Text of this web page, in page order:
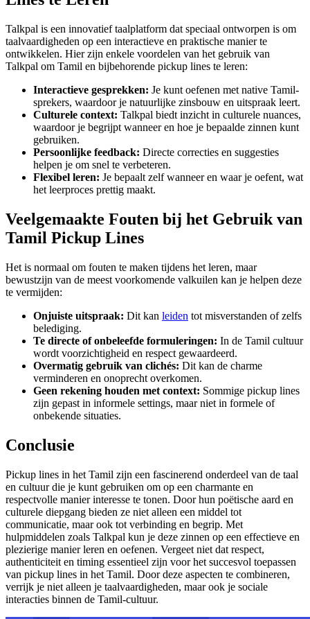
Talkpal is een innovatief taalplatform dat speciaal ontworpen is om
taalvaardigheden op een interactieve en praktische manier te
ontwikkelen. Hier zijn enkele voordelen van het gebruik van
Talkpal om Tamil en bijbehorende pickup lines te leren:
Interactieve gesprekken: Je kunt oefenen met native Tamil-
sprekers, waardoor je natuurlijke zinsbouw en uitspraak leert.
Culturele context: Talkpal biedt inzicht in culturele nuances,
waardoor je begrijpt wanneer en hoe je bepaalde zinnen kunt
gebruiken.
Persoonlijke feedback: Directe correcties en suggesties
helpen je om snel te verbeteren.
Flexibel leren: Je bepaalt zelf wanneer en waar je oefent, wat
het leerproces prettig maakt.
Veelgemaakte Fouten bij het Gebruik van
Tamil Pickup Lines
Het is normaal om fouten te maken tijdens het leren, maar
bewustzijn van de meest voorkomende valkuilen kan je helpen deze
te vermijden:
Onjuiste uitspraak: Dit kan leiden tot misverstanden of zelfs
belediging.
Te directe of onbeleefde formuleringen: In de Tamil cultuur
wordt voorzichtigheid en respect gewaardeerd.
Overmatig gebruik van clichés: Dit kan de charme
verminderen en onoprecht overkomen.
Geen rekening houden met context: Sommige pickup lines
zijn gepast in informele settings, maar niet in formele of
onbekende situaties.
Conclusie
Pickup lines in het Tamil zijn een fascinerend onderdeel van de taal
en cultuur die je kunt gebruiken om op een charmante en
respectvolle manier interesse te tonen. Door hun poëtische aard en
culturele diepgang bieden ze niet alleen een middel tot
communicatie, maar ook tot verbinding en begrip. Met
hulpmiddelen zoals Talkpal kun je deze zinnen op een effectieve en
plezierige manier leren en oefenen. Vergeet niet dat respect,
authenticiteit en timing essentieel zijn voor het succesvol toepassen
van pickup lines in het Tamil. Door deze aspecten te combineren,
verrijk je niet alleen je taalvaardigheden, maar ook je sociale
interacties binnen de Tamil-cultuur.